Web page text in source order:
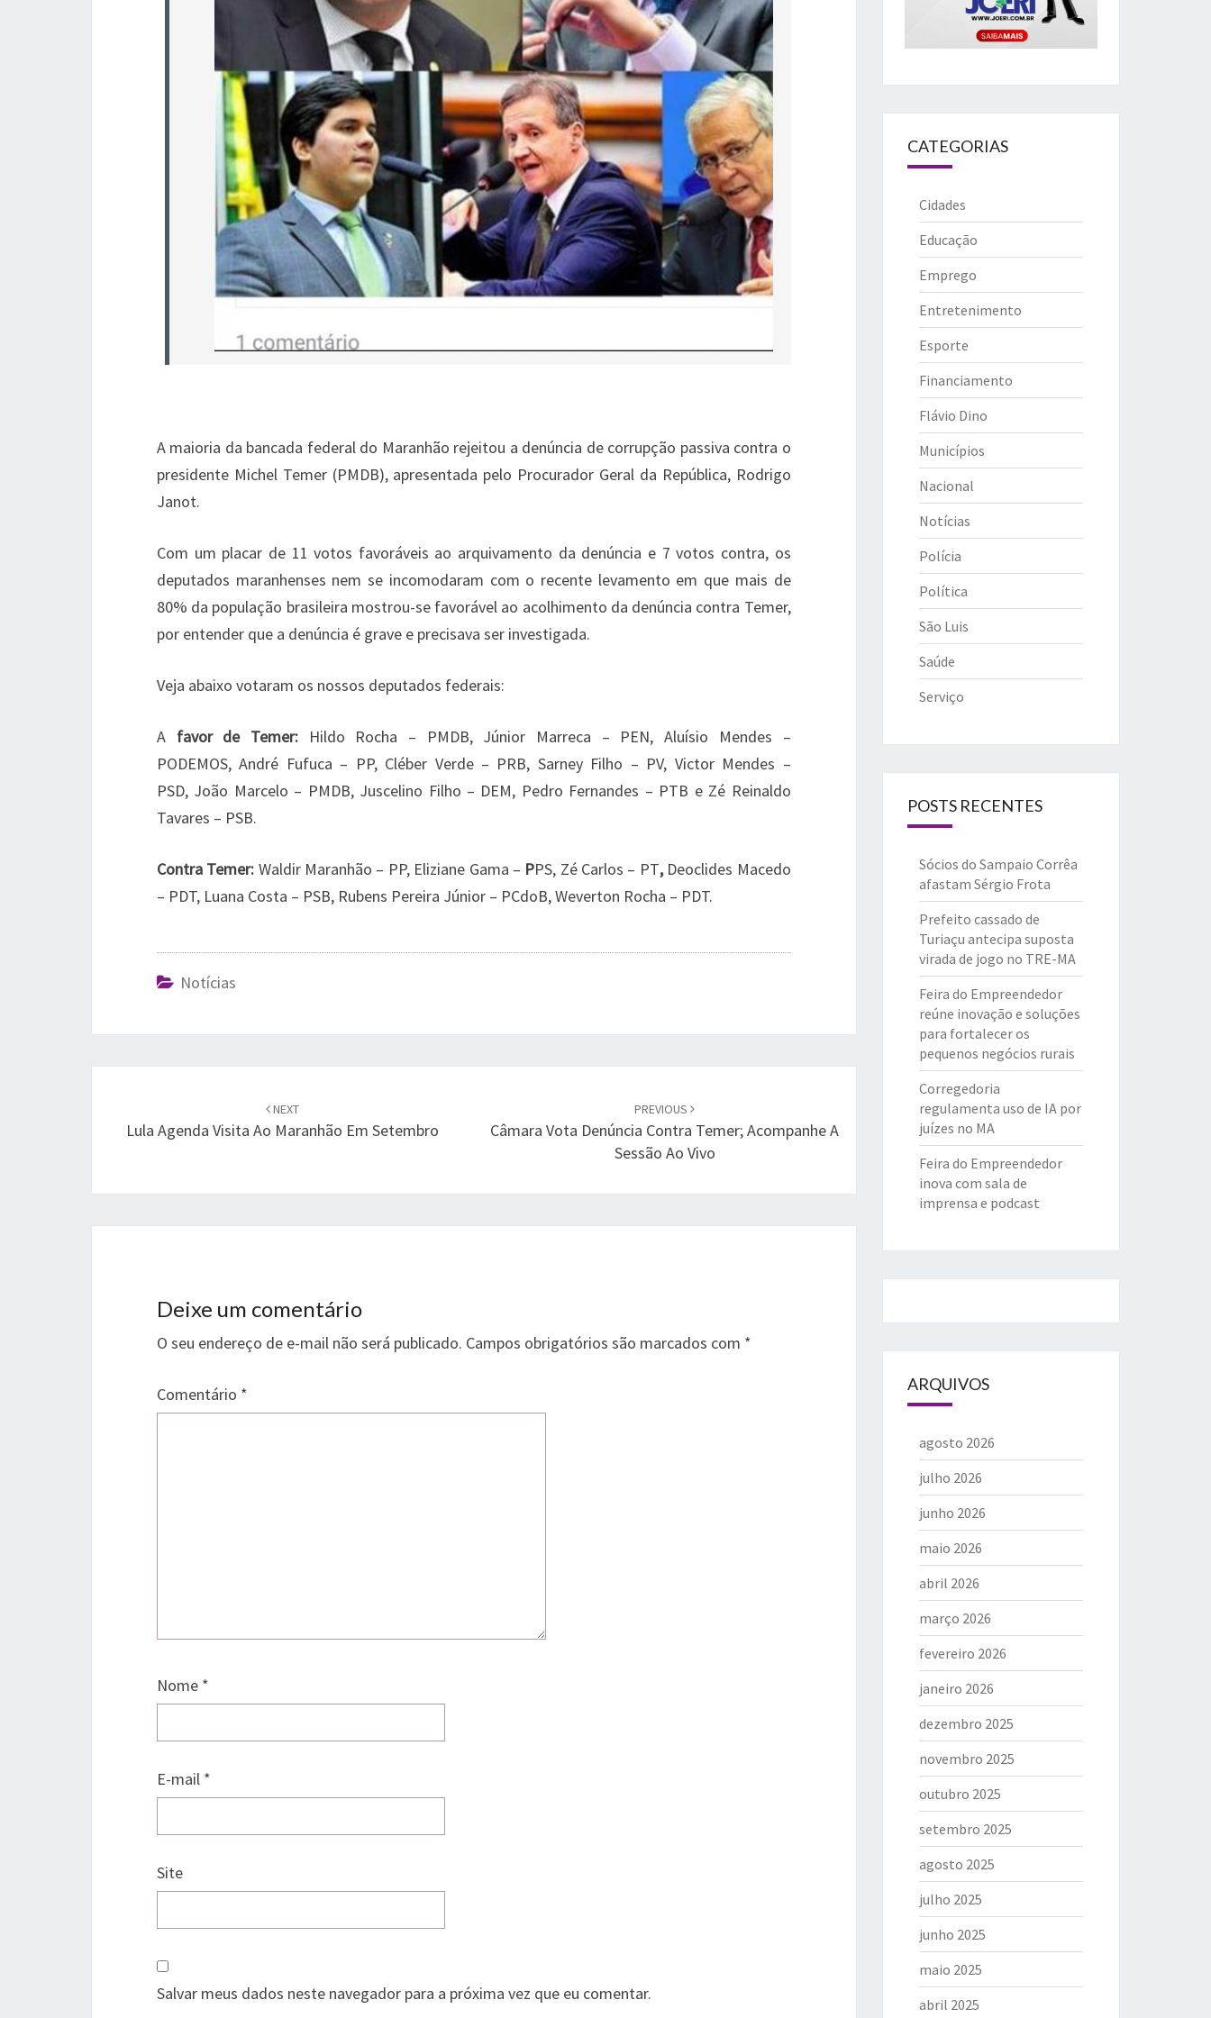
A maioria da bancada federal do Maranhão rejeitou a denúncia de corrupção passiva contra o
presidente Michel Temer (PMDB), apresentada pelo Procurador Geral da República, Rodrigo
Janot.
Com um placar de 11 votos favoráveis ao arquivamento da denúncia e 7 votos contra, os
deputados maranhenses nem se incomodaram com o recente levamento em que mais de
80% da população brasileira mostrou-se favorável ao acolhimento da denúncia contra Temer,
por entender que a denúncia é grave e precisava ser investigada.
Veja abaixo votaram os nossos deputados federais:
A favor de Temer: Hildo Rocha – PMDB, Júnior Marreca – PEN, Aluísio Mendes –
PODEMOS, André Fufuca – PP, Cléber Verde – PRB, Sarney Filho – PV, Victor Mendes –
PSD, João Marcelo – PMDB, Juscelino Filho – DEM, Pedro Fernandes – PTB e Zé Reinaldo
Tavares – PSB.
Contra Temer: Waldir Maranhão – PP, Eliziane Gama – PPS, Zé Carlos – PT, Deoclides Macedo
– PDT, Luana Costa – PSB, Rubens Pereira Júnior – PCdoB, Weverton Rocha – PDT.
Notícias
NEXT
Lula Agenda Visita Ao Maranhão Em Setembro
PREVIOUS
Câmara Vota Denúncia Contra Temer; Acompanhe A
Sessão Ao Vivo
Deixe um comentário
O seu endereço de e-mail não será publicado. Campos obrigatórios são marcados com *
Comentário *
Nome *
E-mail *
Site
Salvar meus dados neste navegador para a próxima vez que eu comentar.
CATEGORIAS
Cidades
Educação
Emprego
Entretenimento
Esporte
Financiamento
Flávio Dino
Municípios
Nacional
Notícias
Polícia
Política
São Luis
Saúde
Serviço
POSTS RECENTES
Sócios do Sampaio Corrêa
afastam Sérgio Frota
Prefeito cassado de
Turiaçu antecipa suposta
virada de jogo no TRE-MA
Feira do Empreendedor
reúne inovação e soluções
para fortalecer os
pequenos negócios rurais
Corregedoria
regulamenta uso de IA por
juízes no MA
Feira do Empreendedor
inova com sala de
imprensa e podcast
ARQUIVOS
agosto 2026
julho 2026
junho 2026
maio 2026
abril 2026
março 2026
fevereiro 2026
janeiro 2026
dezembro 2025
novembro 2025
outubro 2025
setembro 2025
agosto 2025
julho 2025
junho 2025
maio 2025
abril 2025